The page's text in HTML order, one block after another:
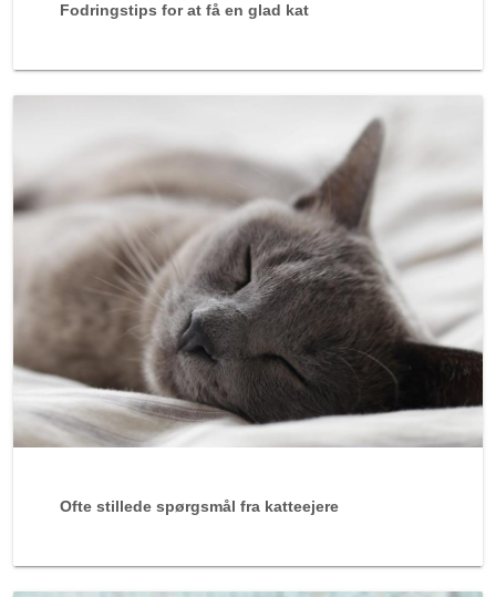
Fodringstips for at få en glad kat
Ofte stillede spørgsmål fra katteejere